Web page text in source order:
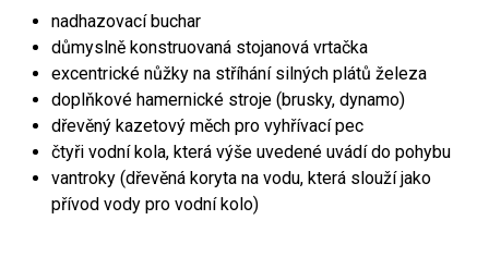
nadhazovací buchar
důmyslně konstruovaná stojanová vrtačka
excentrické nůžky na stříhání silných plátů železa
doplňkové hamernické stroje (brusky, dynamo)
dřevěný kazetový měch pro vyhřívací pec
čtyři vodní kola, která výše uvedené uvádí do pohybu
vantroky (dřevěná koryta na vodu, která slouží jako
přívod vody pro vodní kolo)